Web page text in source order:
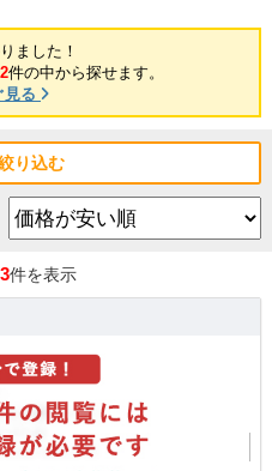
ました！
件の中から探せます。
見る
り込む
件を表示